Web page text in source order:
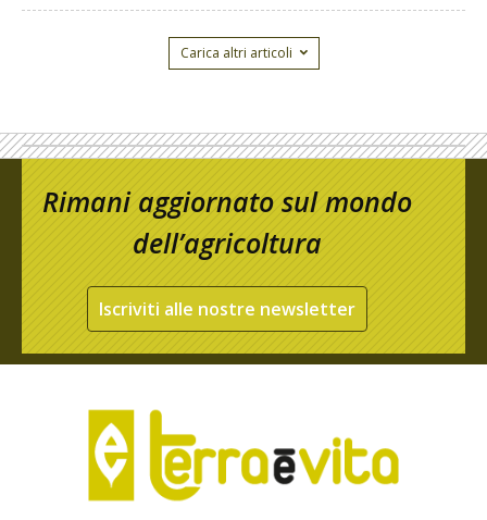
Carica altri articoli
Rimani aggiornato sul mondo
dell’agricoltura
Iscriviti alle nostre newsletter